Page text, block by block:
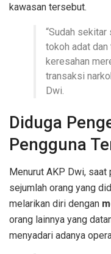
kawasan tersebut.
“Sudah sekitar
tokoh adat dan
keresahan
transaksi
Dwi.
Diduga
Pengguna
Menurut AKP Dwi,
sejumlah orang yang
melarikan diri dengan
orang lainnya yang
menyadari adanya